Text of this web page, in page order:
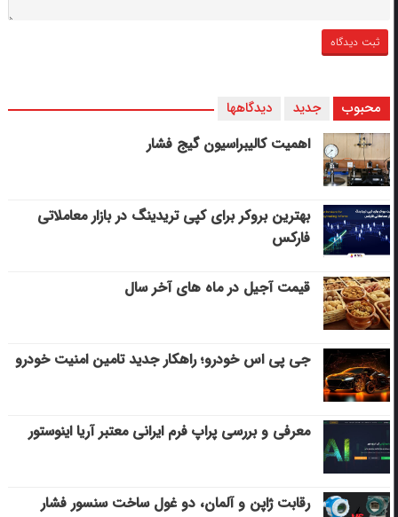
محبوب جدید دیدگاهها
اهمیت کالیبراسیون گیج فشار
بهترین بروکر برای کپی‌ تریدینگ در بازار معاملاتی
فارکس
قیمت آجیل در ماه های آخر سال
جی پی اس خودرو؛ راهکار جدید تامین امنیت خودرو
معرفی و بررسی پراپ فرم ایرانی معتبر آریا اینوستور
رقابت ژاپن و آلمان، دو غول ساخت سنسور فشار